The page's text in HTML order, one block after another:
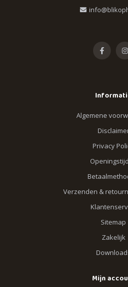
Algemene
Privacy
Verzenden &
Sitemap
Zakelijk
Mijn